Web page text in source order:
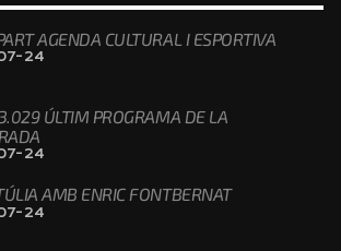
AGENDA CULTURAL I ESPORTIVA
24
ÚLTIM PROGRAMA DE LA
24
AMB ENRIC FONTBERNAT
24